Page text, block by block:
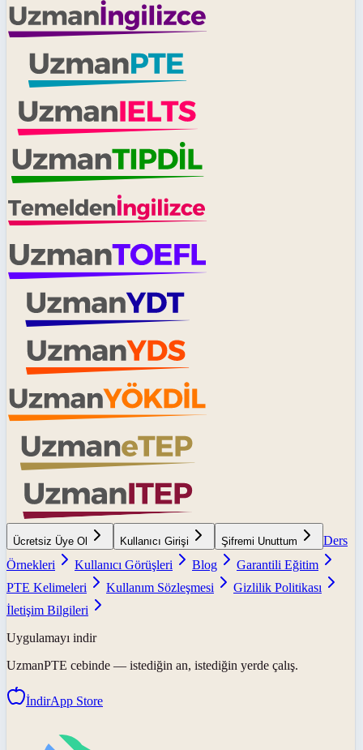
Ücretsiz Üye Ol Kullanıcı Girişi Şifremi Unuttum
Ders
Örnekleri
Kullanıcı Görüşleri Blog
Garantili Eğitim
PTE Kelimeleri
Kullanım Sözleşmesi
Gizlilik Politikası
İletişim Bilgileri
Uygulamayı indir
UzmanPTE cebinde — istediğin an, istediğin yerde çalış.
İndirApp Store